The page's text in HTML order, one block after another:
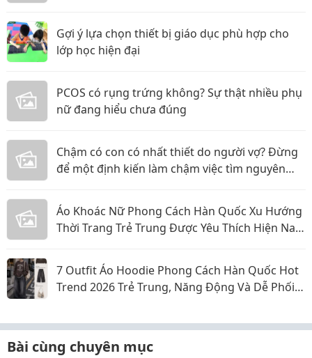
Gợi ý lựa chọn thiết bị giáo dục phù hợp cho
lớp học hiện đại
PCOS có rụng trứng không? Sự thật nhiều phụ
nữ đang hiểu chưa đúng
Chậm có con có nhất thiết do người vợ? Đừng
để một định kiến làm chậm việc tìm nguyên
Áo Khoác Nữ Phong Cách Hàn Quốc Xu Hướng
Thời Trang Trẻ Trung Được Yêu Thích Hiện Nay
7 Outfit Áo Hoodie Phong Cách Hàn Quốc Hot
Trend 2026 Trẻ Trung, Năng Động Và Dễ Phối
Bài cùng chuyên mục